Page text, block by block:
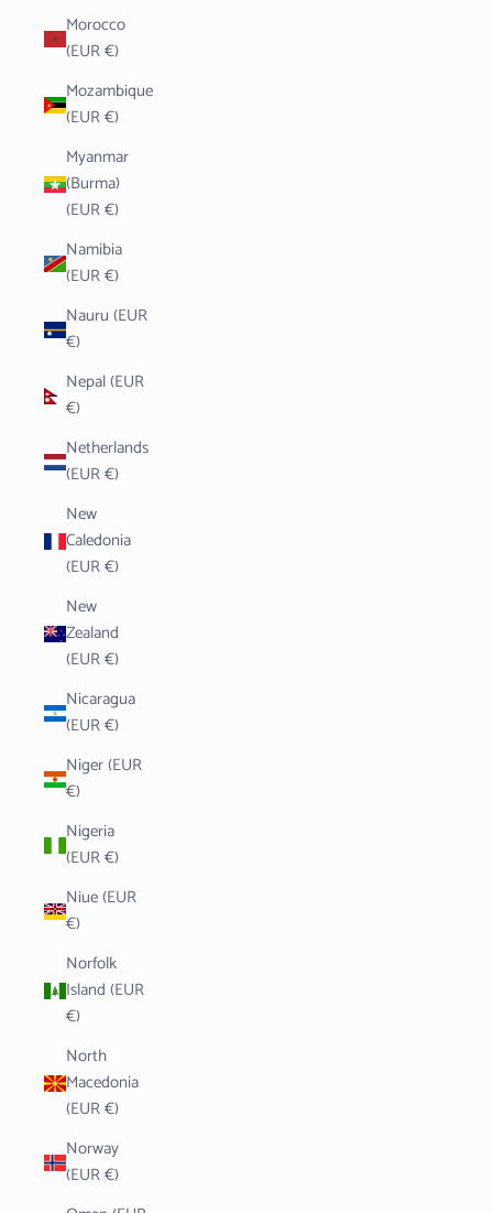
Morocco
(EUR €)
Mozambique
(EUR €)
Myanmar
(Burma)
(EUR €)
Namibia
(EUR €)
Nauru (EUR
€)
Nepal (EUR
€)
Netherlands
(EUR €)
New
Caledonia
(EUR €)
New
Zealand
(EUR €)
Nicaragua
(EUR €)
Niger (EUR
€)
Nigeria
(EUR €)
Niue (EUR
€)
Norfolk
Island (EUR
€)
North
Macedonia
(EUR €)
Norway
(EUR €)